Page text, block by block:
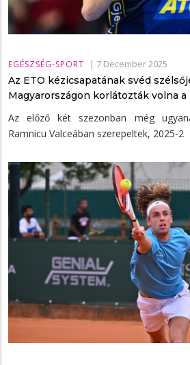
EGÉSZSÉG-SPORT | 7 December 2025
Az ETO kézicsapatának svéd
Magyarországon korlátozták volna
Az előző két szezonban még
Ramnicu Valceában szerepeltek, 2025-2